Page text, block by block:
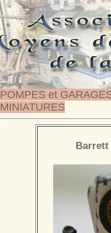
POMPES et
MINIATURES
Barrett